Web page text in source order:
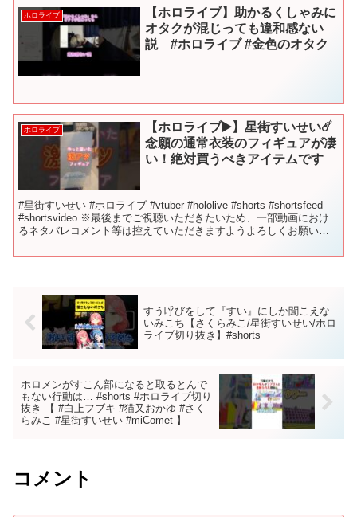
ホロライブ
【ホロライブ】助かるくしゃみに
オタクが混じっても違和感ない
説 #ホロライブ #金色のオタク
ホロライブ
【ホロライブ▶️】星街すいせい☄️
念願の通常衣装のフィギュアが凄
い！絶対買うべきアイテムです
#星街すいせい #ホロライブ #vtuber #hololive #shorts #shortsfeed
#shortsvideo ※最後までご視聴いただきたいため、一部動画におけ
るネタバレコメント等は控えていただきますようよろしくお願い
すう呼びをして『すい』にしか聞こえな
いみこち【さくらみこ/星街すいせい/ホロ
ライブ切り抜き】#shorts
ホロメンがすこん部になると取るとんで
もない行動は… #shorts #ホロライブ切り
抜き 【 #白上フブキ #猫又おかゆ #さく
らみこ #星街すいせい #miComet 】
コメント